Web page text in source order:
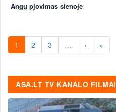
Angų pjovimas sienoje
1 2 3 … › »
ASA.LT TV KANALO FILMAI